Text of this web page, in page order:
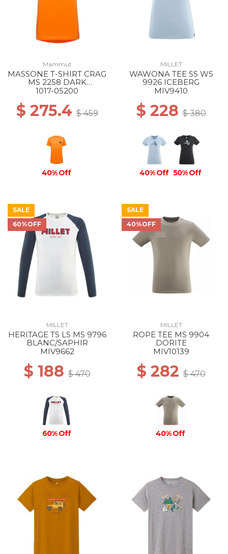
Mammut
MASSONE T-SHIRT CRAG
MS 2258 DARK
TANGERINE
1017-05200
$ 275.4$ 459
40% Off
MILLET
WAWONA TEE SS WS
9926 ICEBERG
MIV9410
$ 228$ 380
40% Off 50% Off
SALE
60%OFF
MILLET
HERITAGE TS LS MS 9796
BLANC/SAPHIR
MIV9662
$ 188$ 470
60% Off
SALE
40%OFF
MILLET
ROPE TEE MS 9904
DORITE
MIV10139
$ 282$ 470
40% Off